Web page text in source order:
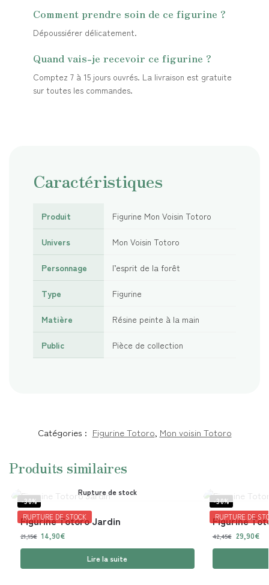
Comment prendre soin de ce figurine ?
Dépoussiérer délicatement.
Quand vais-je recevoir ce figurine ?
Comptez 7 à 15 jours ouvrés. La livraison est gratuite
sur toutes les commandes.
Caractéristiques
Produit Figurine Mon Voisin Totoro
Univers Mon Voisin Totoro
Personnage l’esprit de la forêt
Type Figurine
Matière Résine peinte à la main
Public Pièce de collection
Catégories : Figurine Totoro, Mon voisin Totoro
Produits similaires
-30%
RUPTURE DE STOCK
Rupture de stock
Figurine Totoro Jardin
21,15€ 14,90€
Lire la suite
-30%
RUPTURE DE
Figurine
42,45€ 29,90€